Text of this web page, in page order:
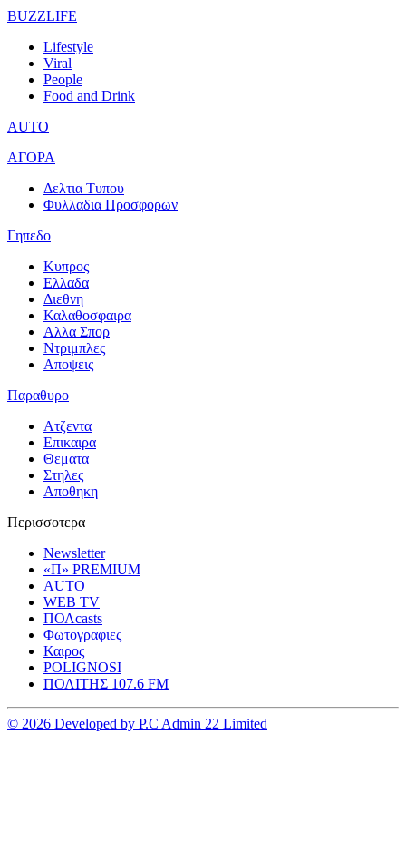
BUZZLIFE
Lifestyle
Viral
People
Food and Drink
AUTO
ΑΓΟΡΑ
Δελτια Τυπου
Φυλλαδια Προσφορων
Γηπεδο
Κυπρος
Ελλαδα
Διεθνη
Καλαθοσφαιρα
Αλλα Σπορ
Ντριμπλες
Αποψεις
Παραθυρο
Ατζεντα
Επικαιρα
Θεματα
Στηλες
Αποθηκη
Περισσοτερα
Newsletter
«Π» PREMIUM
AUTO
WEB TV
ΠΟΛcasts
Φωτογραφιες
Καιρος
POLIGNOSI
ΠΟΛΙΤΗΣ 107.6 FM
© 2026 Developed by P.C Admin 22 Limited